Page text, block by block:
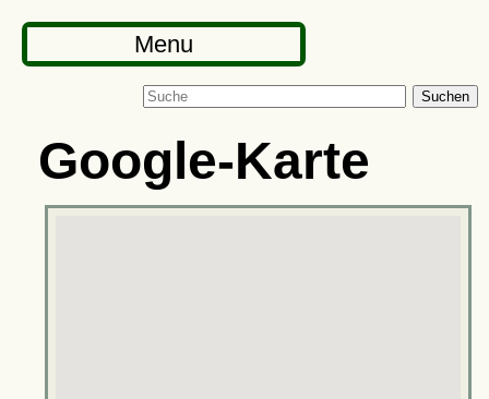
Menu
Suchen
Google-Karte